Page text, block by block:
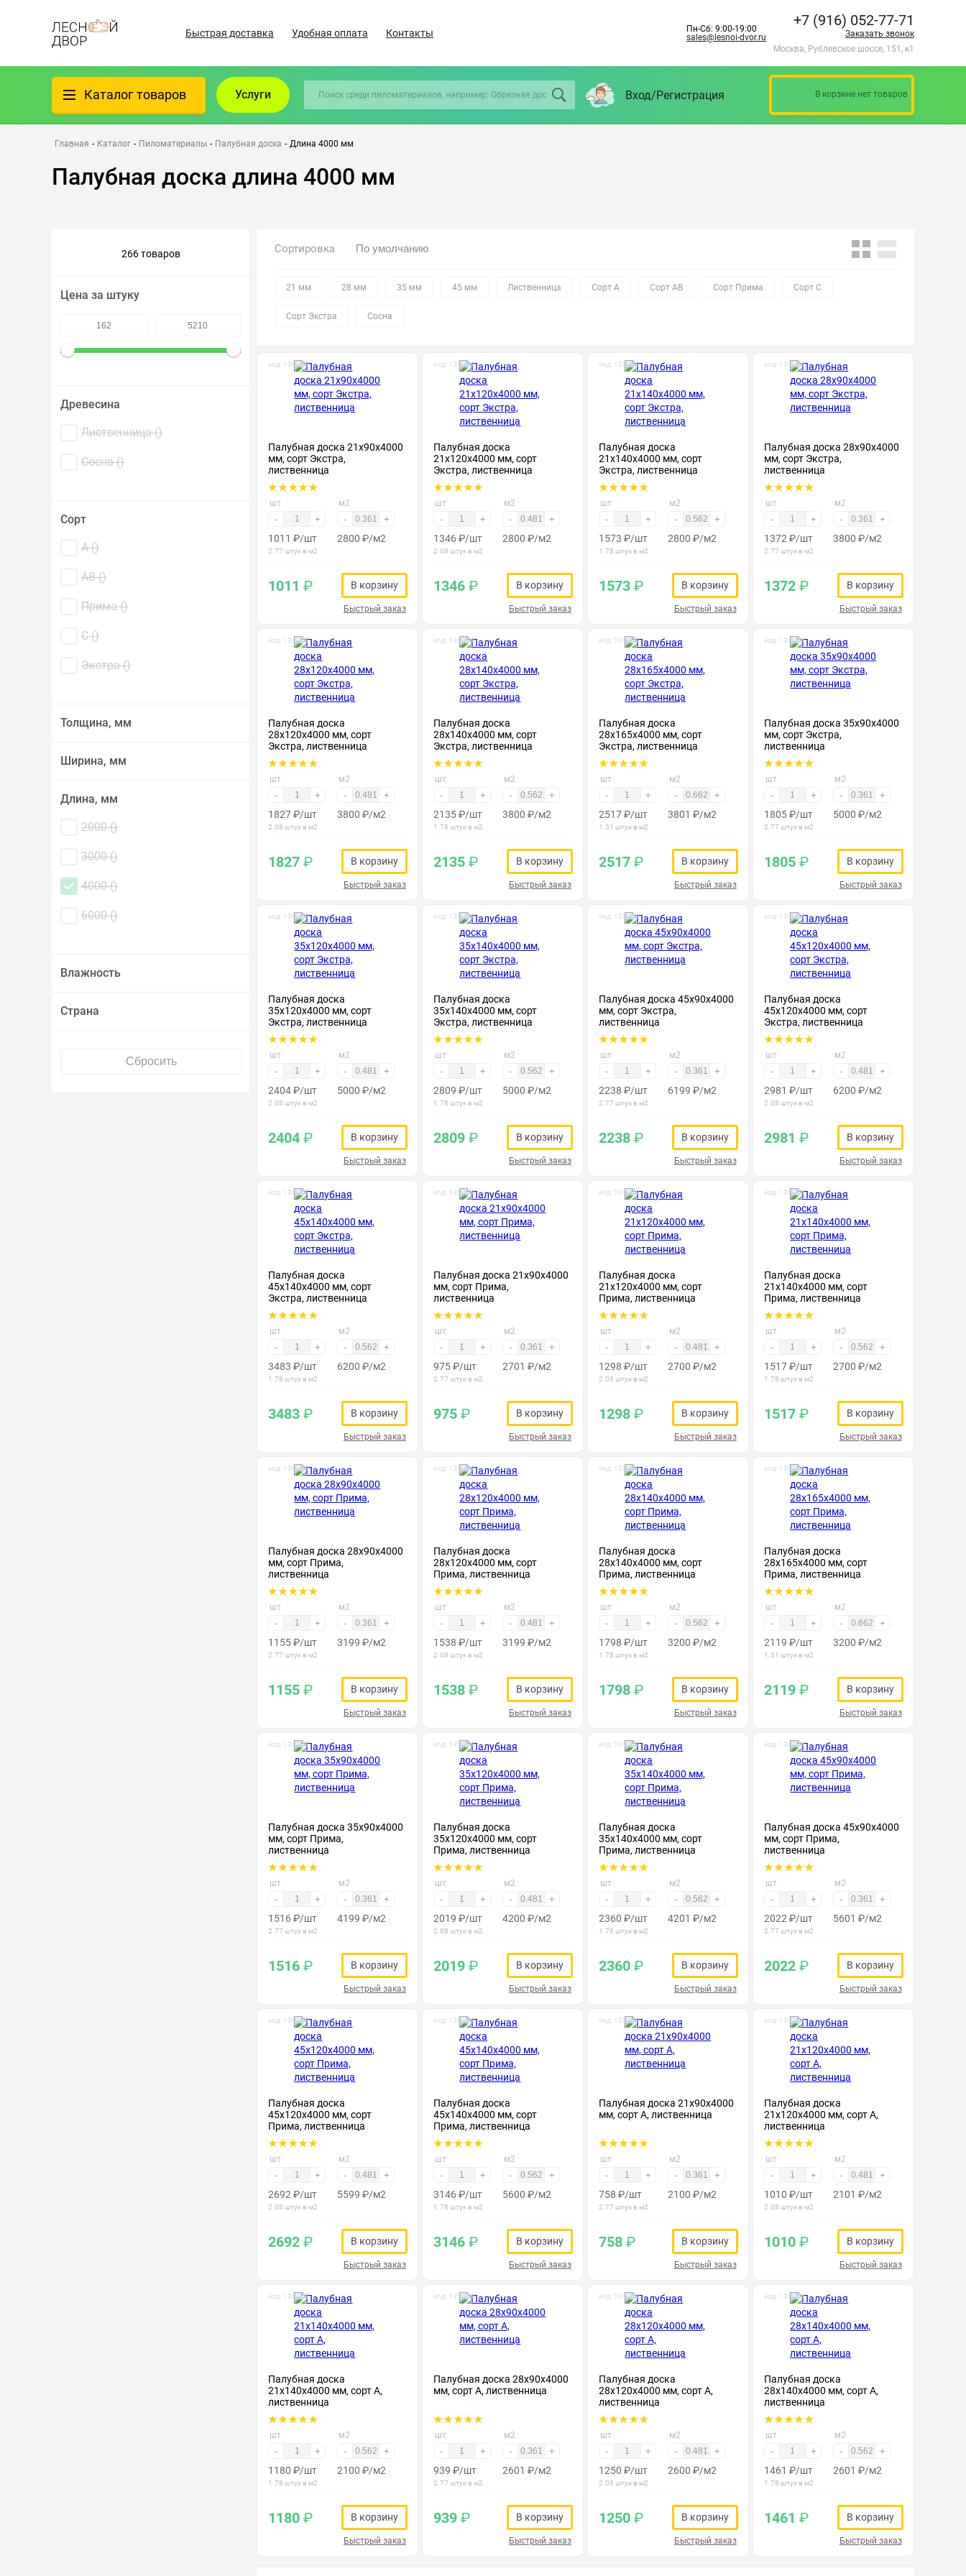
Быстрая доставка Удобная оплата Контакты
Пн-Сб: 9:00-19:00
sales@lesnoi-dvor.ru
+7 (916) 052-77-71
Заказать звонок
Москва, Рублевское шоссе, 151, к1
Каталог товаров
Фанера
Пиломатериалы
Всё для бани
Утеплители/Изоляция
Услуги Вход/Регистрация В корзине нет товаров
Главная - Каталог - Пиломатериалы - Палубная доска - Длина 4000 мм
Палубная доска длина 4000 мм
266 товаров
Цена за штуку
Древесина
Лиственница ()
Сосна ()
Сорт
А ()
АВ ()
Прима ()
С ()
Экстра ()
Толщина, мм
Ширина, мм
Длина, мм
2000 ()
3000 ()
4000 ()
6000 ()
Влажность
Страна
Сортировка
21 мм 28 мм 35 мм 45 мм Лиственница Сорт А Сорт АВ Сорт Прима Сорт С
Сорт Экстра Сосна
код: 130009
Палубная доска 21х90х4000
мм, сорт Экстра,
лиственница
шт
- +
1011 ₽/шт
2.77 штук в м2
м2
- +
2800 ₽/м2
1011 ₽ В корзину
Быстрый заказ
код: 130014
Палубная доска
21х120х4000 мм, сорт
Экстра, лиственница
шт
- +
1346 ₽/шт
2.08 штук в м2
м2
- +
2800 ₽/м2
1346₽ В корзину
Быстрый заказ
код: 130019
Палубная доска
21х140х4000 мм, сорт
Экстра, лиственница
шт
- +
1573 ₽/шт
1.78 штук в м2
м2
- +
2800 ₽/м2
1573₽ В корзину
Быстрый заказ
код: 130024
Палубная доска 28х90х4000
мм, сорт Экстра,
лиственница
шт
- +
1372 ₽/шт
2.77 штук в м2
м2
- +
3800 ₽/м2
1372₽ В корзину
Быстрый заказ
код: 130029
Палубная доска
28х120х4000 мм, сорт
Экстра, лиственница
шт
- +
1827₽/шт
2.08 штук в м2
м2
- +
3800 ₽/м2
1827 ₽ В корзину
Быстрый заказ
код: 130034
Палубная доска
28х140х4000 мм, сорт
Экстра, лиственница
шт
- +
2135₽/шт
1.78 штук в м2
м2
- +
3800 ₽/м2
2135₽ В корзину
Быстрый заказ
код: 130039
Палубная доска
28х165х4000 мм, сорт
Экстра, лиственница
шт
- +
2517₽/шт
1.51 штук в м2
м2
- +
3801 ₽/м2
2517₽ В корзину
Быстрый заказ
код: 130044
Палубная доска 35х90х4000
мм, сорт Экстра,
лиственница
шт
- +
1805₽/шт
2.77 штук в м2
м2
- +
5000 ₽/м2
1805₽ В корзину
Быстрый заказ
код: 130049
Палубная доска
35х120х4000 мм, сорт
Экстра, лиственница
шт
- +
2404₽/шт
2.08 штук в м2
м2
- +
5000 ₽/м2
2404 ₽ В корзину
Быстрый заказ
код: 130054
Палубная доска
35х140х4000 мм, сорт
Экстра, лиственница
шт
- +
2809 ₽/шт
1.78 штук в м2
м2
- +
5000 ₽/м2
2809₽ В корзину
Быстрый заказ
код: 130059
Палубная доска 45х90х4000
мм, сорт Экстра,
лиственница
шт
- +
2238 ₽/шт
2.77 штук в м2
м2
- +
6199 ₽/м2
2238₽ В корзину
Быстрый заказ
код: 130064
Палубная доска
45х120х4000 мм, сорт
Экстра, лиственница
шт
- +
2981 ₽/шт
2.08 штук в м2
м2
- +
6200 ₽/м2
2981 ₽ В корзину
Быстрый заказ
код: 130069
Палубная доска
45х140х4000 мм, сорт
Экстра, лиственница
шт
- +
3483 ₽/шт
1.78 штук в м2
м2
- +
6200 ₽/м2
3483 ₽ В корзину
Быстрый заказ
код: 130074
Палубная доска 21х90х4000
мм, сорт Прима,
лиственница
шт
- +
975₽/шт
2.77 штук в м2
м2
- +
2701 ₽/м2
975₽ В корзину
Быстрый заказ
код: 130079
Палубная доска
21х120х4000 мм, сорт
Прима, лиственница
шт
- +
1298 ₽/шт
2.08 штук в м2
м2
- +
2700 ₽/м2
1298₽ В корзину
Быстрый заказ
код: 130084
Палубная доска
21х140х4000 мм, сорт
Прима, лиственница
шт
- +
1517₽/шт
1.78 штук в м2
м2
- +
2700 ₽/м2
1517₽ В корзину
Быстрый заказ
код: 130089
Палубная доска 28х90х4000
мм, сорт Прима,
лиственница
шт
- +
1155₽/шт
2.77 штук в м2
м2
- +
3199 ₽/м2
1155 ₽ В корзину
Быстрый заказ
код: 130094
Палубная доска
28х120х4000 мм, сорт
Прима, лиственница
шт
- +
1538 ₽/шт
2.08 штук в м2
м2
- +
3199 ₽/м2
1538₽ В корзину
Быстрый заказ
код: 130099
Палубная доска
28х140х4000 мм, сорт
Прима, лиственница
шт
- +
1798 ₽/шт
1.78 штук в м2
м2
- +
3200 ₽/м2
1798₽ В корзину
Быстрый заказ
код: 130104
Палубная доска
28х165х4000 мм, сорт
Прима, лиственница
шт
- +
2119 ₽/шт
1.51 штук в м2
м2
- +
3200 ₽/м2
2119₽ В корзину
Быстрый заказ
код: 130109
Палубная доска 35х90х4000
мм, сорт Прима,
лиственница
шт
- +
1516 ₽/шт
2.77 штук в м2
м2
- +
4199 ₽/м2
1516 ₽ В корзину
Быстрый заказ
код: 130114
Палубная доска
35х120х4000 мм, сорт
Прима, лиственница
шт
- +
2019 ₽/шт
2.08 штук в м2
м2
- +
4200 ₽/м2
2019₽ В корзину
Быстрый заказ
код: 130119
Палубная доска
35х140х4000 мм, сорт
Прима, лиственница
шт
- +
2360 ₽/шт
1.78 штук в м2
м2
- +
4201 ₽/м2
2360₽ В корзину
Быстрый заказ
код: 130124
Палубная доска 45х90х4000
мм, сорт Прима,
лиственница
шт
- +
2022 ₽/шт
2.77 штук в м2
м2
- +
5601 ₽/м2
2022₽ В корзину
Быстрый заказ
код: 130129
Палубная доска
45х120х4000 мм, сорт
Прима, лиственница
шт
- +
2692 ₽/шт
2.08 штук в м2
м2
- +
5599 ₽/м2
2692 ₽ В корзину
Быстрый заказ
код: 130134
Палубная доска
45х140х4000 мм, сорт
Прима, лиственница
шт
- +
3146 ₽/шт
1.78 штук в м2
м2
- +
5600 ₽/м2
3146₽ В корзину
Быстрый заказ
код: 130139
Палубная доска 21х90х4000
мм, сорт А, лиственница
шт
- +
758 ₽/шт
2.77 штук в м2
м2
- +
2100 ₽/м2
758₽ В корзину
Быстрый заказ
код: 130144
Палубная доска
21х120х4000 мм, сорт А,
лиственница
шт
- +
1010 ₽/шт
2.08 штук в м2
м2
- +
2101 ₽/м2
1010₽ В корзину
Быстрый заказ
код: 130149
Палубная доска
21х140х4000 мм, сорт А,
лиственница
шт
- +
1180 ₽/шт
1.78 штук в м2
м2
- +
2100 ₽/м2
1180 ₽ В корзину
Быстрый заказ
код: 130154
Палубная доска 28х90х4000
мм, сорт А, лиственница
шт
- +
939 ₽/шт
2.77 штук в м2
м2
- +
2601 ₽/м2
939₽ В корзину
Быстрый заказ
код: 130159
Палубная доска
28х120х4000 мм, сорт А,
лиственница
шт
- +
1250 ₽/шт
2.08 штук в м2
м2
- +
2600 ₽/м2
1250₽ В корзину
Быстрый заказ
код: 130164
Палубная доска
28х140х4000 мм, сорт А,
лиственница
шт
- +
1461 ₽/шт
1.78 штук в м2
м2
- +
2601 ₽/м2
1461 ₽ В корзину
Быстрый заказ